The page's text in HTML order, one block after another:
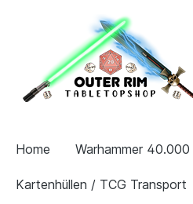
Home Warhammer 40.000
Kartenhüllen / TCG Transport